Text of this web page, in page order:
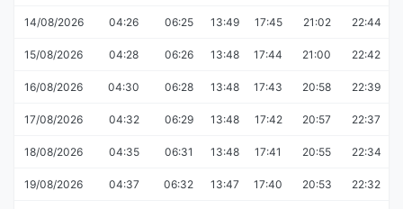
14/08/2026 04:26 06:25 13:49 17:45 21:02 22:44
15/08/2026 04:28 06:26 13:48 17:44 21:00 22:42
16/08/2026 04:30 06:28 13:48 17:43 20:58 22:39
17/08/2026 04:32 06:29 13:48 17:42 20:57 22:37
18/08/2026 04:35 06:31 13:48 17:41 20:55 22:34
19/08/2026 04:37 06:32 13:47 17:40 20:53 22:32